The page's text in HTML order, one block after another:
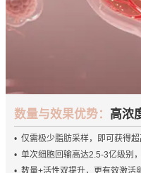
数量与效果优势： 高浓
• 仅需极少脂肪采样，即可获得
• 单次细胞回输高达2.5-3亿级别
• 数量+活性双提升，更有效激活